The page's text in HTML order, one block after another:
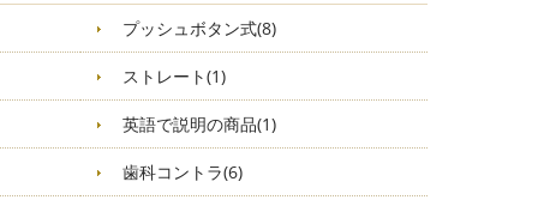
プッシュボタン式(8)
ストレート(1)
英語で説明の商品(1)
歯科コントラ(6)